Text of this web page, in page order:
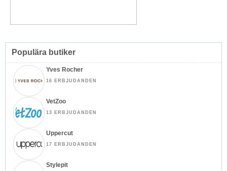
Populära butiker
Yves Rocher
16 ERBJUDANDEN
VetZoo
13 ERBJUDANDEN
Uppercut
17 ERBJUDANDEN
Stylepit